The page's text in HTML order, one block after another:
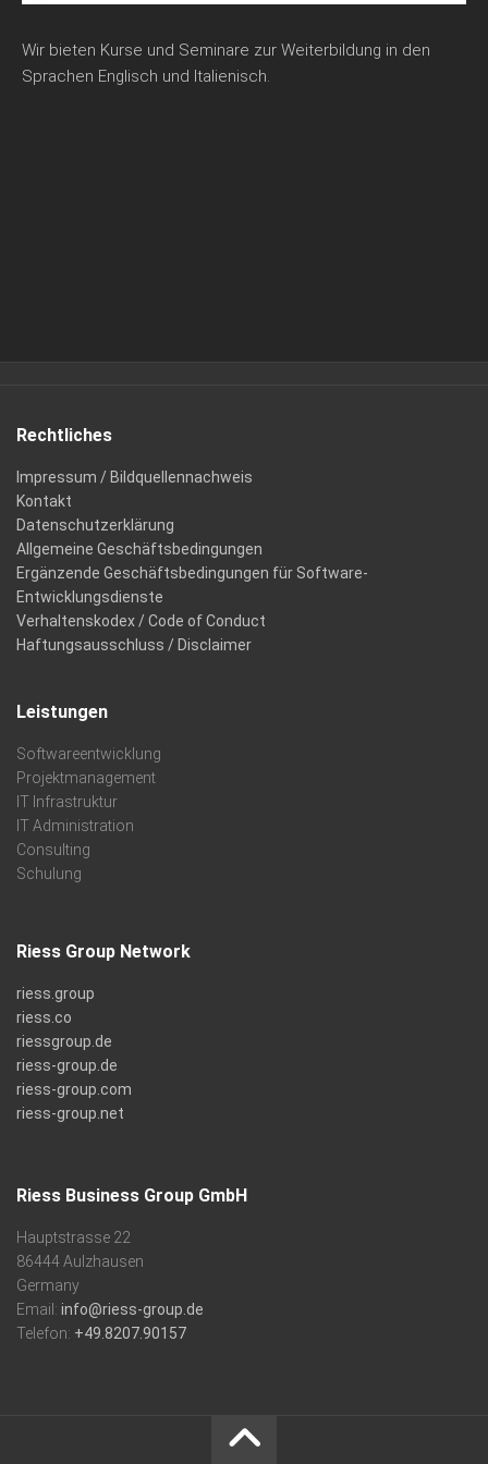
Wir bieten Kurse und Seminare zur Weiterbildung in den
Sprachen Englisch und Italienisch.
Rechtliches
Impressum / Bildquellennachweis
Kontakt
Datenschutzerklärung
Allgemeine Geschäftsbedingungen
Ergänzende Geschäftsbedingungen für Software-
Entwicklungsdienste
Verhaltenskodex / Code of Conduct
Haftungsausschluss / Disclaimer
Leistungen
Softwareentwicklung
Projektmanagement
IT Infrastruktur
IT Administration
Consulting
Schulung
Riess Group Network
riess.group
riess.co
riessgroup.de
riess-group.de
riess-group.com
riess-group.net
Riess Business Group GmbH
Hauptstrasse 22
86444 Aulzhausen
Germany
Email: info@riess-group.de
Telefon: +49.8207.90157